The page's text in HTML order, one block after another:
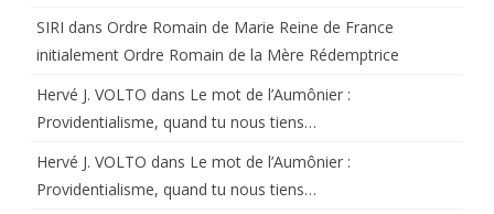
SIRI dans Ordre Romain de Marie Reine de France
initialement Ordre Romain de la Mère Rédemptrice
Hervé J. VOLTO dans Le mot de l’Aumônier :
Providentialisme, quand tu nous tiens…
Hervé J. VOLTO dans Le mot de l’Aumônier :
Providentialisme, quand tu nous tiens…